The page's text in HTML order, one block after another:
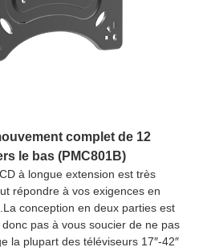
complet de 12
le bas (PMC801B)
à longue extension est très
répondre à vos exigences en
conception en deux parties est
pas à vous soucier de ne pas
la plupart des téléviseurs 17″-42″